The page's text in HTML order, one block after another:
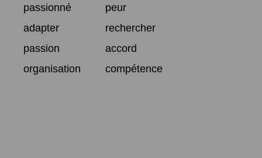
passionné
peur
adapter
rechercher
passion
accord
organisation
compétence